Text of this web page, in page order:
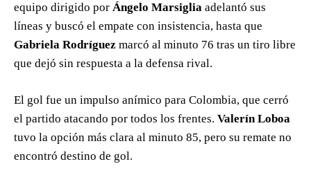
equipo dirigido por Ángelo Marsiglia adelantó sus
líneas y buscó el empate con insistencia, hasta que
Gabriela Rodríguez marcó al minuto 76 tras un tiro libre
que dejó sin respuesta a la defensa rival.
El gol fue un impulso anímico para Colombia, que cerró
el partido atacando por todos los frentes. Valerín Loboa
tuvo la opción más clara al minuto 85, pero su remate no
encontró destino de gol.